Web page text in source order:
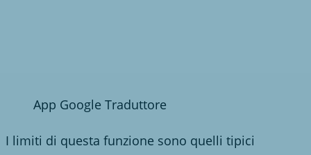
App Google Traduttore
I limiti di questa funzione sono quelli tipici